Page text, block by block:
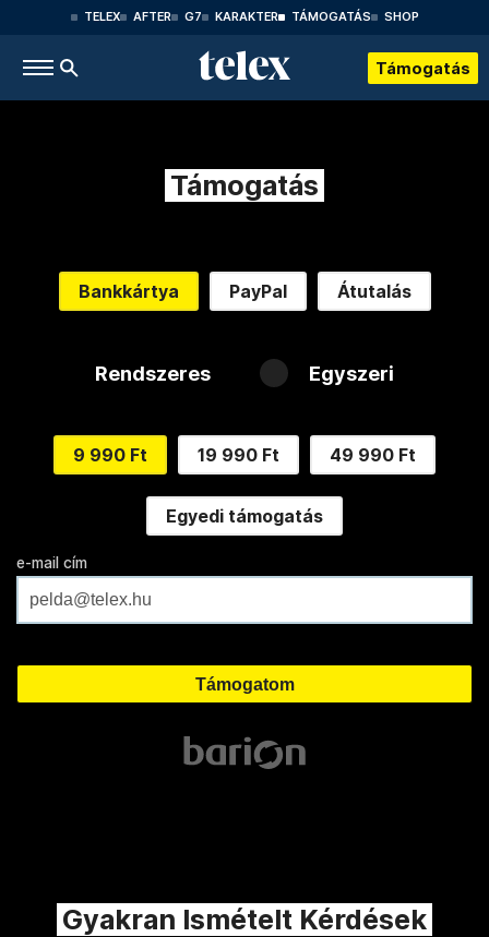
TELEX AFTER G7 KARAKTER TÁMOGATÁS SHOP
Támogatás
Támogatás
Bankkártya PayPal Átutalás
Rendszeres Egyszeri
9 990 Ft 19 990 Ft 49 990 Ft
Egyedi támogatás
e-mail cím
Gyakran Ismételt Kérdések